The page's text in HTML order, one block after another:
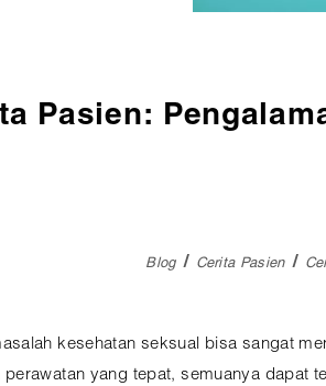
Pasien:
Blog Cerita Pasien
kesehatan seksual bisa sangat
perawatan yang tepat, semuanya dapat